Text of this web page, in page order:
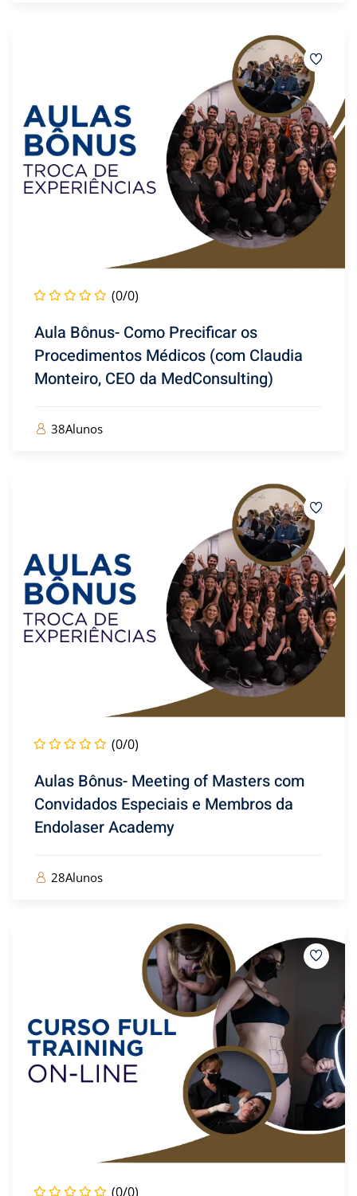
(0/0)
Aula Bônus- Como Precificar os
Procedimentos Médicos (com Claudia
Monteiro, CEO da MedConsulting)
38Alunos
(0/0)
Aulas Bônus- Meeting of Masters com
Convidados Especiais e Membros da
Endolaser Academy
28Alunos
(0/0)